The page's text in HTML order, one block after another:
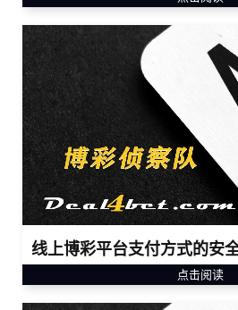
线上博彩平台支付方式的安
点击阅读